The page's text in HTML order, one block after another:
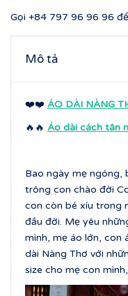
Gọi +84 797 96 96 96
Mô tả
❤️❤️ ÁO DÀI NÀNG
🔥🔥 Áo dài cách tân
Bao ngày mẹ ngóng,
trông con chào đời
con còn bé xíu trong
đầu đời. Mẹ yêu
mình, mẹ áo lớn, con
dài Nàng Thơ với
size cho mẹ con